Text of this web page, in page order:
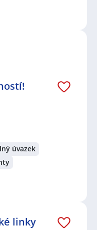
úvazek
linky